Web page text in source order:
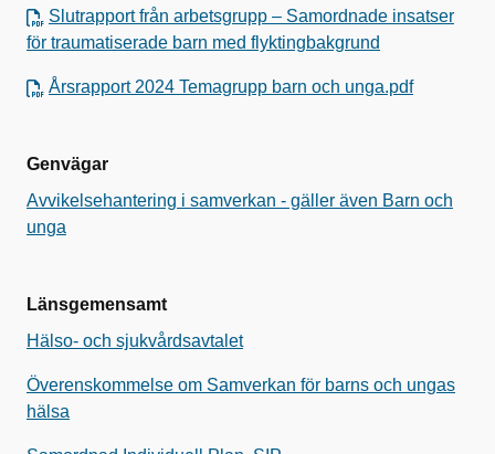
Slutrapport från arbetsgrupp – Samordnade insatser
för traumatiserade barn med flyktingbakgrund
Årsrapport 2024 Temagrupp barn och unga.pdf
Genvägar
Avvikelsehantering i samverkan - gäller även Barn och
unga
Länsgemensamt
Hälso- och sjukvårdsavtalet
Överenskommelse om Samverkan för barns och ungas
hälsa